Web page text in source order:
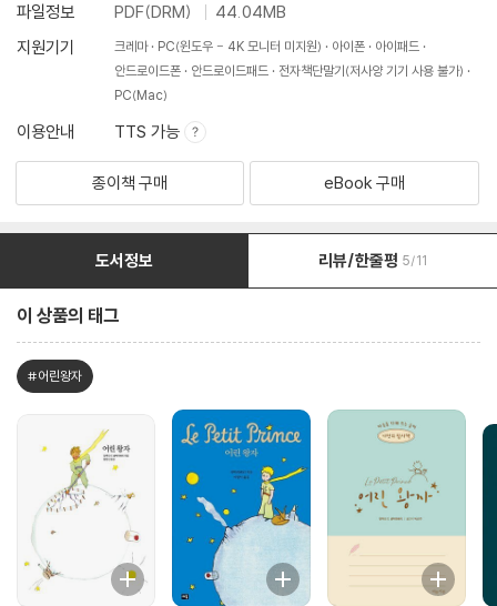
파일정보
PDF(DRM)
44.04MB
지원기기
크레마 PC(윈도우 - 4K 모니터 미지원) 아이폰
아이패드
안드로이드폰
안드로이드패드
전자책단말기(저사양 기기 사용 불가)
PC(Mac)
이용안내 TTS 가능
종이책 구매 eBook 구매
도서정보 리뷰/한줄평 5/11
이 상품의 태그
#어린왕자